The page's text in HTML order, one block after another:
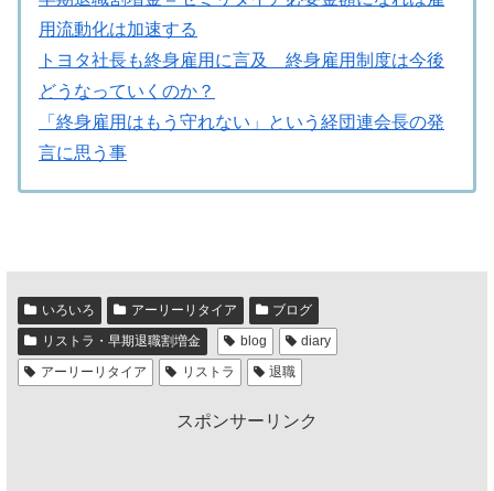
用流動化は加速する
トヨタ社長も終身雇用に言及 終身雇用制度は今後
どうなっていくのか？
「終身雇用はもう守れない」という経団連会長の発
言に思う事
いろいろ アーリーリタイア
ブログ
リストラ・早期退職割増金
blog
diary
アーリーリタイア
リストラ 退職
スポンサーリンク